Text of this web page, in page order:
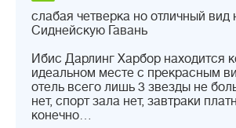
cлабая четверка но отличный вид
Сиднейскую Гавань
Ибис Дарлинг Харбор находится
идеальном месте с прекрасным
отель всего лишь 3 звезды не
нет, cпорт зала нет, завтраки
конечно…